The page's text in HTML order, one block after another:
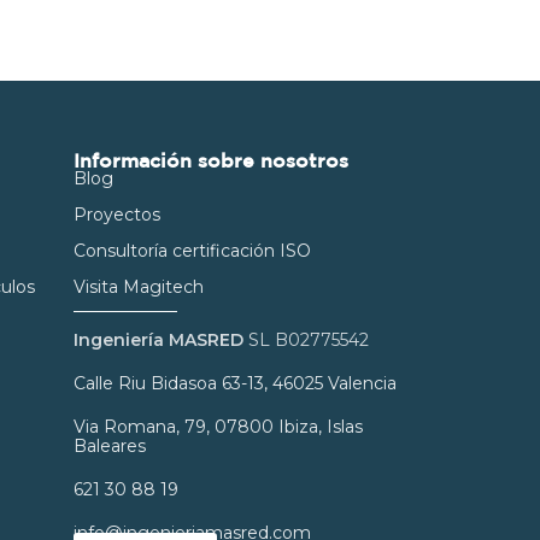
Información sobre nosotros
Blog
Proyectos
Consultoría certificación ISO
Visita Magitech
Ingeniería MASRED SL B02775542
Calle Riu Bidasoa 63-13, 46025 Valencia
Via Romana, 79, 07800 Ibiza, Islas
Baleares
621 30 88 19
info@ingenieriamasred.com